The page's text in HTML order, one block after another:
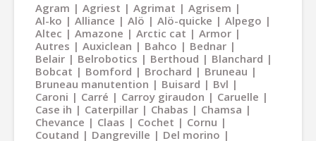
Agram Agriest Agrimat
Agrisem
Al-ko
Alliance Alö Alö-quicke
Alpego
Altec
Amazone Arctic cat
Armor
Autres
Auxiclean Bahco
Bednar
Belair
Belrobotics Berthoud
Blanchard
Bobcat
Bomford Brochard
Bruneau
Bruneau manutention
Buisard
Bvl
Caroni
Carré Carroy giraudon
Caruelle
Case ih
Caterpillar Chabas
Chamsa
Chevance
Claas Cochet
Cornu
Coutand
Dangreville
Del morino